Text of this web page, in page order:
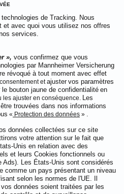
Suivant
légales